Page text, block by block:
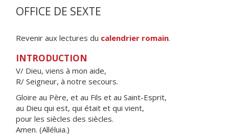
OFFICE DE SEXTE
Revenir aux lectures du calendrier romain.
INTRODUCTION
V/ Dieu, viens à mon aide,
R/ Seigneur, à notre secours.
Gloire au Père, et au Fils et au Saint-Esprit,
au Dieu qui est, qui était et qui vient,
pour les siècles des siècles.
Amen. (Alléluia.)